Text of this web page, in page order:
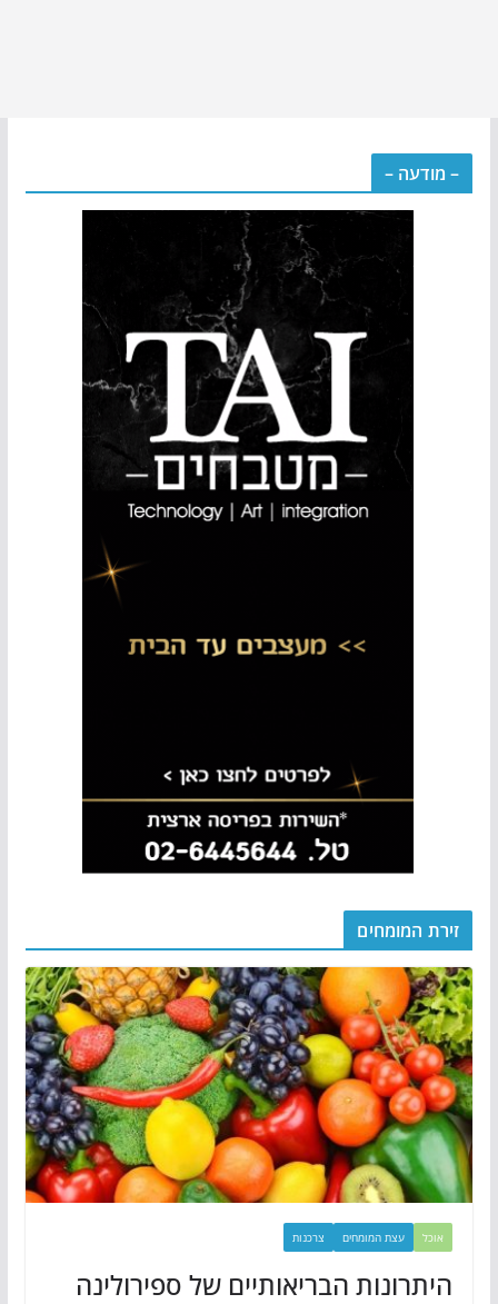
– מודעה –
זירת המומחים
אוכל עצת המומחים צרכנות
היתרונות הבריאותיים של ספירולינה